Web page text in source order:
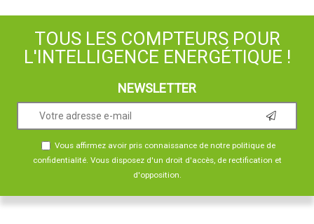
TOUS LES COMPTEURS POUR
L'INTELLIGENCE ENERGÉTIQUE !
NEWSLETTER
Vous affirmez avoir pris connaissance de notre politique de
confidentialité. Vous disposez d'un droit d'accès, de rectification et
d'opposition.